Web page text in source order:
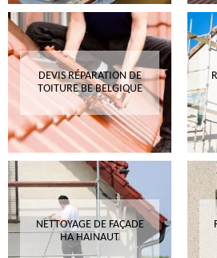
DEVIS RÉPARATION DE
TOITURE BE BELGIQUE
NETTOYAGE DE FAÇADE
HA HAINAUT